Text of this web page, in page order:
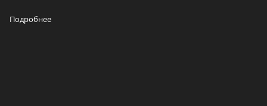
Подробнее